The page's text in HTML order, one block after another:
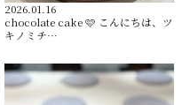
2026.01.16
chocolate cake 🩷 こんにちは、ツ
キノミチ…